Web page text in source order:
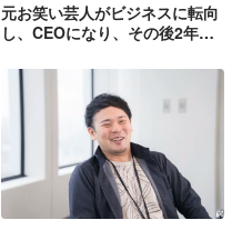
元お笑い芸人がビジネスに転向
し、CEOになり、その後2年の
話。：CEOインタビュー／
GROVE 北島 惇起